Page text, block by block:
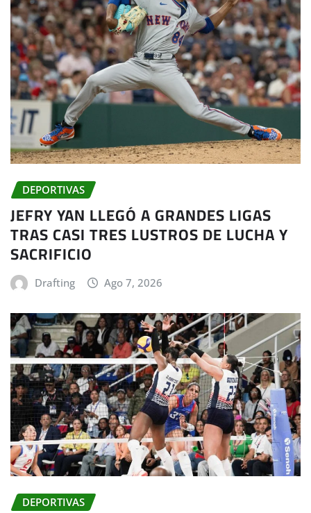
DEPORTIVAS
JEFRY YAN LLEGÓ A GRANDES LIGAS
TRAS CASI TRES LUSTROS DE LUCHA Y
SACRIFICIO
Drafting Ago 7, 2026
DEPORTIVAS